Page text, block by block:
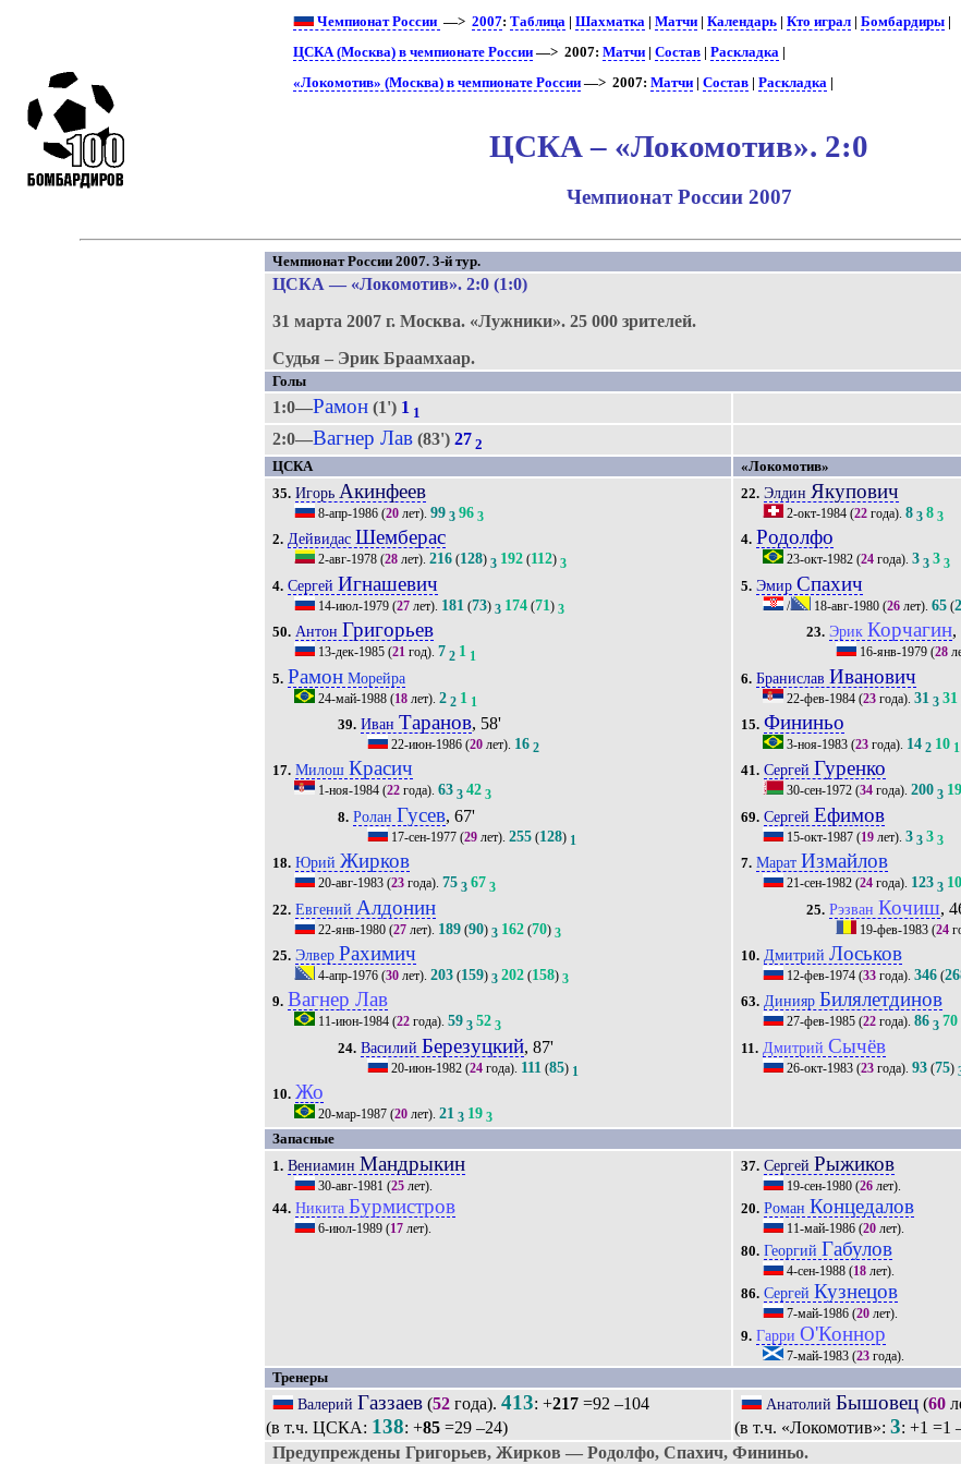
Чемпионат России —>2007:Таблица |Шахматка |Матчи |Календарь |Кто играл |Бомбардиры
ЦСКА (Москва) в чемпионате России —> 2007:Матчи |Состав |Раскладка |
«Локомотив» (Москва) в чемпионате России —> 2007:Матчи |Состав |Раскладка |
ЦСКА – «Локомотив». 2:0
Чемпионат России 2007
Чемпионат России 2007. 3-й тур.
ЦСКА — «Локомотив». 2:0 (1:0)
31 марта 2007 г.Москва. «Лужники».25 000 зрителей.
Судья – Эрик Браамхаар.
Голы
1:0—Рамон (1') 1 1
2:0—Вагнер Лав (83')27 2
ЦСКА
«Локомотив»
35. Игорь Акинфеев
8-апр-1986 (20 лет).99 3 96 3
2. ДейвидасШемберас
2-авг-1978 (28 лет).216 (128) 3 192 (112) 3
4. Сергей Игнашевич
14-июл-1979 (27 лет). 181 (73) 3 174 (71) 3
50. Антон Григорьев
13-дек-1985 (21 год).7 2 1 1
5. Рамон Морейра
24-май-1988 (18 лет).2 2 1 1
39. ИванТаранов, 58'
22-июн-1986(20лет). 16 2
17. МилошКрасич
1-ноя-1984 (22 года).63 3 42 3
8. Ролан Гусев, 67'
17-сен-1977(29лет). 255(128) 1
18. Юрий Жирков
20-авг-1983 (23 года).75 3 67 3
22. Евгений Алдонин
22-янв-1980 (27 лет). 189 (90) 3 162 (70) 3
25. Элвер Рахимич
4-апр-1976 (30 лет).203 (159) 3 202 (158) 3
9. Вагнер Лав
11-июн-1984 (22 года).59 3 52 3
24. Василий Березуцкий, 87'
20-июн-1982(24года). 111 (85) 1
10. Жо
20-мар-1987 (20 лет).21 3 19 3
22. Элдин Якупович
2-окт-1984 (22 года).8 3 8 3
4. Родолфо
23-окт-1982 (24 года).3 3 3 3
5. ЭмирСпахич
/ 18-авг-1980 (26 лет).65 (
23. Эрик Корчагин,
16-янв-1979(28
6. Бранислав Иванович
22-фев-1984 (23 года).31 3 31
15. Фининьо
3-ноя-1983 (23 года). 14 2 10 1
41. СергейГуренко
30-сен-1972 (34 года).200 3
69. Сергей Ефимов
15-окт-1987 (19 лет).3 3 3 3
7. Марат Измайлов
21-сен-1982 (24 года). 123 3
25. Рэзван Кочиш,
19-фев-1983(24
10. ДмитрийЛоськов
12-фев-1974 (33 года).346 (
63. ДиниярБилялетдинов
27-фев-1985 (22 года).86 3 70
11. ДмитрийСычёв
26-окт-1983 (23 года).93 (75)
Запасные
1. Вениамин Мандрыкин
30-авг-1981 (25 лет).
44. Никита Бурмистров
6-июл-1989 (17 лет).
37. Сергей Рыжиков
19-сен-1980 (26 лет).
20. Роман Концедалов
11-май-1986 (20 лет).
80. Георгий Габулов
4-сен-1988 (18 лет).
86. Сергей Кузнецов
7-май-1986 (20 лет).
9. ГарриО'Коннор
7-май-1983 (23 года).
Тренеры
Валерий Газзаев (52 года).413: +217 =92 –104
(в т.ч. ЦСКА: 138: +85=29 –24)
Анатолий Бышовец (60
(в т.ч. «Локомотив»: 3: +1 =1
Предупреждены Григорьев, Жирков — Родолфо, Спахич, Фининьо.